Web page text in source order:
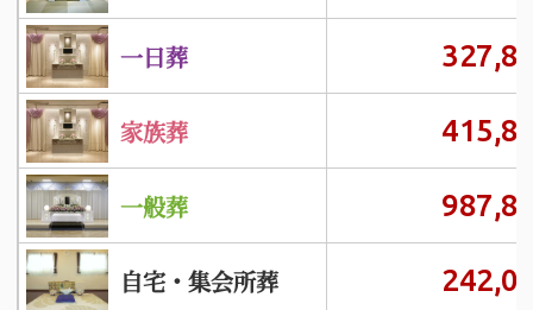
一日葬
家族葬
一般葬
自宅・集会所葬